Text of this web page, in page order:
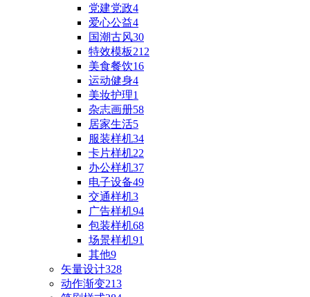
党建党政4
爱心公益4
国潮古风30
特效模板212
美食餐饮16
运动健身4
美妆护理1
杂志画册58
居家生活5
服装样机34
卡片样机22
办公样机37
电子设备49
交通样机3
广告样机94
包装样机68
场景样机91
其他9
矢量设计328
动作渐变213